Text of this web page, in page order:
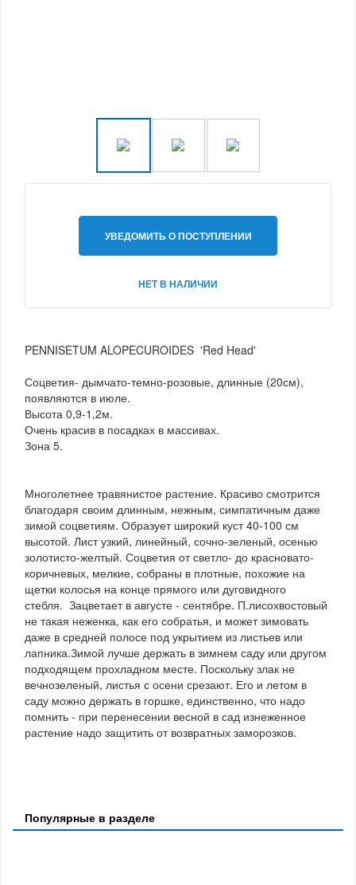
УВЕДОМИТЬ О ПОСТУПЛЕНИИ
НЕТ В НАЛИЧИИ
PENNISETUM ALOPECUROIDES 'Red Head'
Соцветия- дымчато-темно-розовые, длинные (20см),
появляются в июле.
Высота 0,9-1,2м.
Очень красив в посадках в массивах.
Зона 5.
Многолетнее травянистое растение. Красиво смотрится
благодаря своим длинным, нежным, симпатичным даже
зимой соцветиям. Образует широкий куст 40-100 см
высотой. Лист узкий, линейный, сочно-зеленый, осенью
золотисто-желтый. Соцветия от светло- до красновато-
коричневых, мелкие, собраны в плотные, похожие на
щетки колосья на конце прямого или дуговидного
стебля. Зацветает в августе - сентябре. П.лисохвостовый
не такая неженка, как его собратья, и может зимовать
даже в средней полосе под укрытием из листьев или
лапника.Зимой лучше держать в зимнем саду или другом
подходящем прохладном месте. Поскольку злак не
вечнозеленый, листья с осени срезают. Его и летом в
саду можно держать в горшке, единственно, что надо
помнить - при перенесении весной в сад изнеженное
растение надо защитить от возвратных заморозков.
Популярные в разделе